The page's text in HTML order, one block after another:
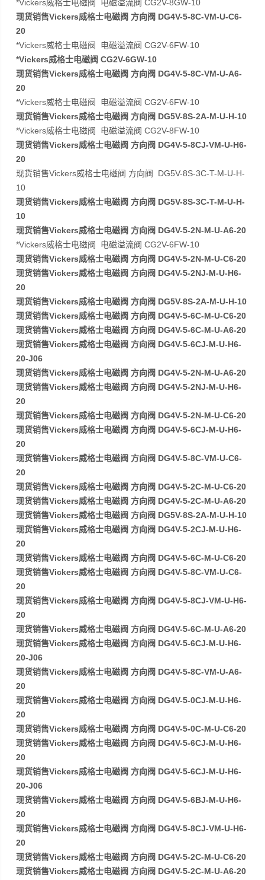
*Vickers威格士电磁阀 电磁溢流阀 CG2V-8GW-10
现货销售Vickers威格士电磁阀 方向阀 DG4V-5-8C-VM-U-C6-
20
*Vickers威格士电磁阀 电磁溢流阀 CG2V-6FW-10
*Vickers威格士电磁阀 CG2V-6GW-10
现货销售Vickers威格士电磁阀 方向阀 DG4V-5-8C-VM-U-A6-
20
*Vickers威格士电磁阀 电磁溢流阀 CG2V-6FW-10
现货销售Vickers威格士电磁阀 方向阀 DG5V-8S-2A-M-U-H-10
*Vickers威格士电磁阀 电磁溢流阀 CG2V-8FW-10
现货销售Vickers威格士电磁阀 方向阀 DG4V-5-8CJ-VM-U-H6-
20
现货销售Vickers威格士电磁阀 方向阀 DG5V-8S-3C-T-M-U-H-
10
现货销售Vickers威格士电磁阀 方向阀 DG5V-8S-3C-T-M-U-H-
10
现货销售Vickers威格士电磁阀 方向阀 DG4V-5-2N-M-U-A6-20
*Vickers威格士电磁阀 电磁溢流阀 CG2V-6FW-10
现货销售Vickers威格士电磁阀 方向阀 DG4V-5-2N-M-U-C6-20
现货销售Vickers威格士电磁阀 方向阀 DG4V-5-2NJ-M-U-H6-
20
现货销售Vickers威格士电磁阀 方向阀 DG5V-8S-2A-M-U-H-10
现货销售Vickers威格士电磁阀 方向阀 DG4V-5-6C-M-U-C6-20
现货销售Vickers威格士电磁阀 方向阀 DG4V-5-6C-M-U-A6-20
现货销售Vickers威格士电磁阀 方向阀 DG4V-5-6CJ-M-U-H6-
20-J06
现货销售Vickers威格士电磁阀 方向阀 DG4V-5-2N-M-U-A6-20
现货销售Vickers威格士电磁阀 方向阀 DG4V-5-2NJ-M-U-H6-
20
现货销售Vickers威格士电磁阀 方向阀 DG4V-5-2N-M-U-C6-20
现货销售Vickers威格士电磁阀 方向阀 DG4V-5-6CJ-M-U-H6-
20
现货销售Vickers威格士电磁阀 方向阀 DG4V-5-8C-VM-U-C6-
20
现货销售Vickers威格士电磁阀 方向阀 DG4V-5-2C-M-U-C6-20
现货销售Vickers威格士电磁阀 方向阀 DG4V-5-2C-M-U-A6-20
现货销售Vickers威格士电磁阀 方向阀 DG5V-8S-2A-M-U-H-10
现货销售Vickers威格士电磁阀 方向阀 DG4V-5-2CJ-M-U-H6-
20
现货销售Vickers威格士电磁阀 方向阀 DG4V-5-6C-M-U-C6-20
现货销售Vickers威格士电磁阀 方向阀 DG4V-5-8C-VM-U-C6-
20
现货销售Vickers威格士电磁阀 方向阀 DG4V-5-8CJ-VM-U-H6-
20
现货销售Vickers威格士电磁阀 方向阀 DG4V-5-6C-M-U-A6-20
现货销售Vickers威格士电磁阀 方向阀 DG4V-5-6CJ-M-U-H6-
20-J06
现货销售Vickers威格士电磁阀 方向阀 DG4V-5-8C-VM-U-A6-
20
现货销售Vickers威格士电磁阀 方向阀 DG4V-5-0CJ-M-U-H6-
20
现货销售Vickers威格士电磁阀 方向阀 DG4V-5-0C-M-U-C6-20
现货销售Vickers威格士电磁阀 方向阀 DG4V-5-6CJ-M-U-H6-
20
现货销售Vickers威格士电磁阀 方向阀 DG4V-5-6CJ-M-U-H6-
20-J06
现货销售Vickers威格士电磁阀 方向阀 DG4V-5-6BJ-M-U-H6-
20
现货销售Vickers威格士电磁阀 方向阀 DG4V-5-8CJ-VM-U-H6-
20
现货销售Vickers威格士电磁阀 方向阀 DG4V-5-2C-M-U-C6-20
现货销售Vickers威格士电磁阀 方向阀 DG4V-5-2C-M-U-A6-20